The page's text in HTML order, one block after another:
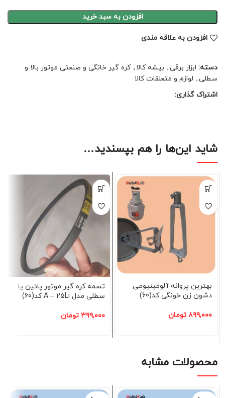
افزودن به سبد خرید
افزودن به علاقه مندی
دسته: ابزار برقی, بیشه کالا , کره گیر خانگی و صنعتی موتور بالا و
سطلی, لوازم و متعلقات کالا
اشتراک گذاری:
شاید این‌ها را هم بپسندید…
بهترین پروانه آلومینیومی
دشون زن خونگی کد(60)
۸۹۹,۰۰۰ تومان
تسمه کره گیر موتور پائین یا
سطلی مدل A – 25Li کد(60)
۳۹۹,۰۰۰ تومان
محصولات مشابه